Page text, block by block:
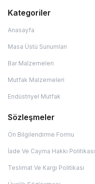
Kategoriler
Anasayfa
Masa Üstü Sunumları
Bar Malzemeleri
Mutfak Malzemeleri
Endüstriyel Mutfak
Sözleşmeler
Ön Bilgilendirme Formu
İade Ve Cayma Hakkı Politikası
Teslimat Ve Kargı Politikası